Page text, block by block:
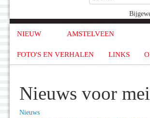
NIEUW AMSTELVEEN
FOTO'S EN VERHALEN LINKS
Nieuws voor
Nieuws